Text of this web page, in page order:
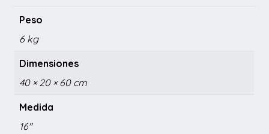
Peso
6 kg
Dimensiones
40 × 20 × 60 cm
Medida
16"